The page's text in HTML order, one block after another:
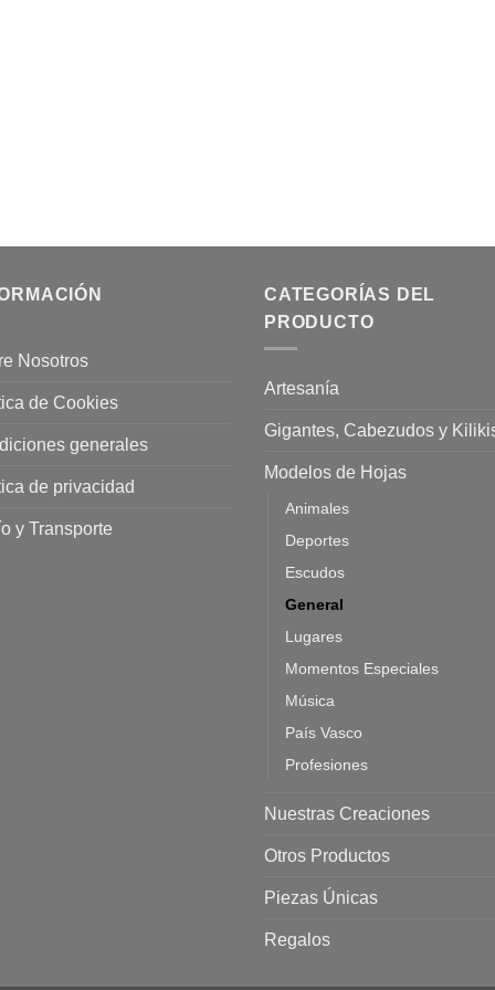
Nosotros
de Cookies
generales
de privacidad
y Transporte
CATEGORÍAS DEL
PRODUCTO
Artesanía
Gigantes, Cabezudos y
Modelos de Hojas
Animales
Deportes
Escudos
General
Lugares
Momentos Especiales
Música
País Vasco
Profesiones
Nuestras Creaciones
Otros Productos
Piezas Únicas
Regalos